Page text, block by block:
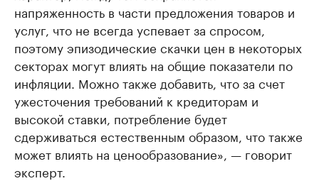
напряженность в части предложения товаров и
услуг, что не всегда успевает за спросом,
поэтому эпизодические скачки цен в некоторых
секторах могут влиять на общие показатели по
инфляции. Можно также добавить, что за счет
ужесточения требований к кредиторам и
высокой ставки, потребление будет
сдерживаться естественным образом, что также
может влиять на ценообразование», — говорит
эксперт.